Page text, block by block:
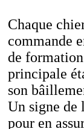
Chaque
commande
de
principale
son
Un signe de
pour en